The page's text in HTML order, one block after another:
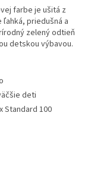
farbe je ušitá z
priedušná a
zelený odtieň
detskou výbavou.
deti
Standard 100